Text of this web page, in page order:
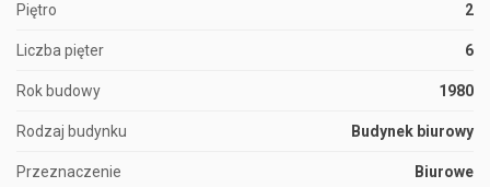
Piętro 2
Liczba pięter 6
Rok budowy 1980
Rodzaj budynku Budynek biurowy
Przeznaczenie Biurowe